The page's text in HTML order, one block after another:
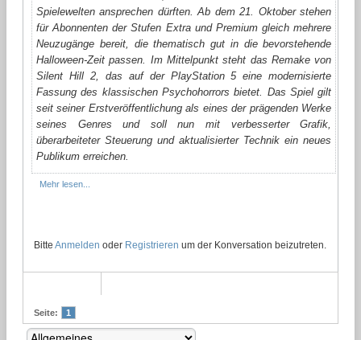
Spielewelten ansprechen dürften. Ab dem 21. Oktober stehen
für Abonnenten der Stufen Extra und Premium gleich mehrere
Neuzugänge bereit, die thematisch gut in die bevorstehende
Halloween-Zeit passen. Im Mittelpunkt steht das Remake von
Silent Hill 2, das auf der PlayStation 5 eine modernisierte
Fassung des klassischen Psychohorrors bietet. Das Spiel gilt
seit seiner Erstveröffentlichung als eines der prägenden Werke
seines Genres und soll nun mit verbesserter Grafik,
überarbeiteter Steuerung und aktualisierter Technik ein neues
Publikum erreichen.
Mehr lesen...
Bitte Anmelden oder Registrieren um der Konversation beizutreten.
Seite: 1